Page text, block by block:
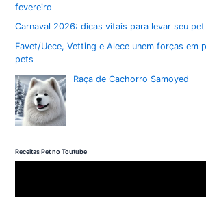
fevereiro
Carnaval 2026: dicas vitais para levar seu
Favet/Uece, Vetting e Alece unem forças em
pets
Raça de Cachorro Samoyed
Receitas Pet no Toutube